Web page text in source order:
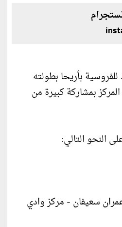
بأريحا بطولته
بمشاركة كبيرة من
النحو التالي:
سعيفان - مركز وادي